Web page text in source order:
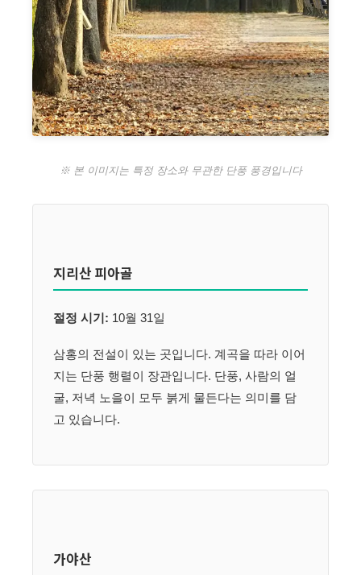
※ 본 이미지는 특정 장소와 무관한 단풍 풍경입니다
지리산 피아골
절정 시기: 10월 31일
삼홍의 전설이 있는 곳입니다. 계곡을 따라 이어
지는 단풍 행렬이 장관입니다. 단풍, 사람의 얼
굴, 저녁 노을이 모두 붉게 물든다는 의미를 담
고 있습니다.
가야산